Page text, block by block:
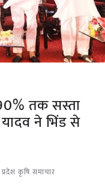
तक सस्ता
ने भिंड से
कृषि समाचार